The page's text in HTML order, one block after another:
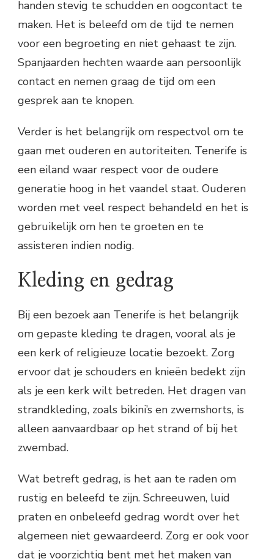
handen stevig te schudden en oogcontact te
maken. Het is beleefd om de tijd te nemen
voor een begroeting en niet gehaast te zijn.
Spanjaarden hechten waarde aan persoonlijk
contact en nemen graag de tijd om een
gesprek aan te knopen.
Verder is het belangrijk om respectvol om te
gaan met ouderen en autoriteiten. Tenerife is
een eiland waar respect voor de oudere
generatie hoog in het vaandel staat. Ouderen
worden met veel respect behandeld en het is
gebruikelijk om hen te groeten en te
assisteren indien nodig.
Kleding en gedrag
Bij een bezoek aan Tenerife is het belangrijk
om gepaste kleding te dragen, vooral als je
een kerk of religieuze locatie bezoekt. Zorg
ervoor dat je schouders en knieën bedekt zijn
als je een kerk wilt betreden. Het dragen van
strandkleding, zoals bikini’s en zwemshorts, is
alleen aanvaardbaar op het strand of bij het
zwembad.
Wat betreft gedrag, is het aan te raden om
rustig en beleefd te zijn. Schreeuwen, luid
praten en onbeleefd gedrag wordt over het
algemeen niet gewaardeerd. Zorg er ook voor
dat je voorzichtig bent met het maken van